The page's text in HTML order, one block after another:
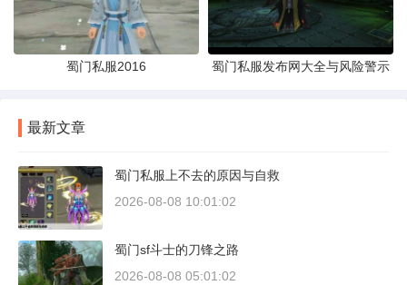
蜀门私服2016 蜀门私服发布网大全与风险警示
最新文章
蜀门私服上不去的原因与自救
2026-08-08 10:01:02
蜀门sf斗士的刀锋之路
2026-08-08 05:01:02